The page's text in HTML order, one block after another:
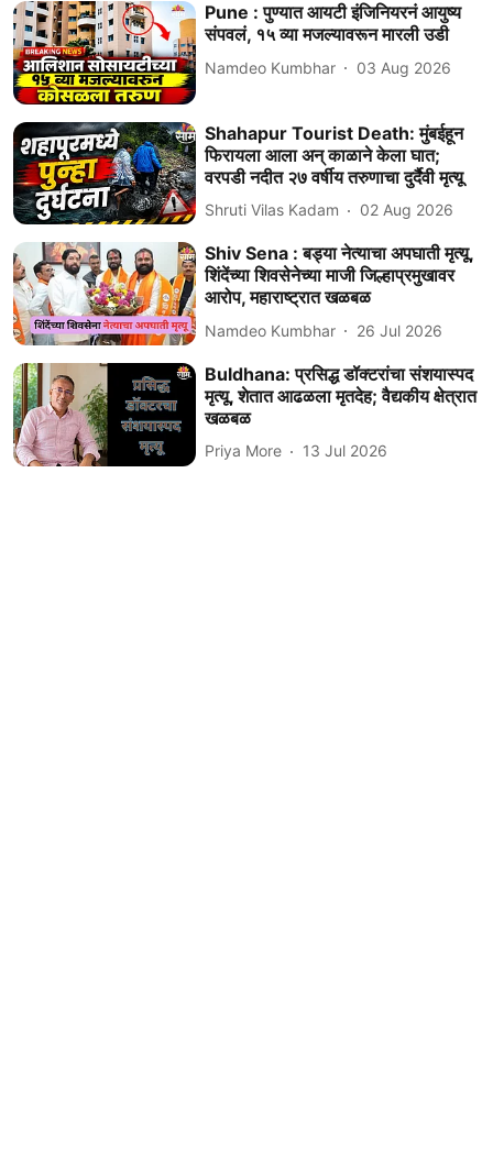
Pune : पुण्यात आयटी इंजिनियरनं आयुष्य
संपवलं, १५ व्या मजल्यावरून मारली उडी
Namdeo Kumbhar 03 Aug 2026
Shahapur Tourist Death: मुंबईहून
फिरायला आला अन् काळाने केला घात;
वरपडी नदीत २७ वर्षीय तरुणाचा दुर्दैवी मृत्यू
Shruti Vilas Kadam 02 Aug 2026
Shiv Sena : बड्या नेत्याचा अपघाती मृत्यू,
शिंदेंच्या शिवसेनेच्या माजी जिल्हाप्रमुखावर
आरोप, महाराष्ट्रात खळबळ
Namdeo Kumbhar 26 Jul 2026
Buldhana: प्रसिद्ध डॉक्टरांचा संशयास्पद
मृत्यू, शेतात आढळला मृतदेह; वैद्यकीय क्षेत्रात
खळबळ
Priya More 13 Jul 2026